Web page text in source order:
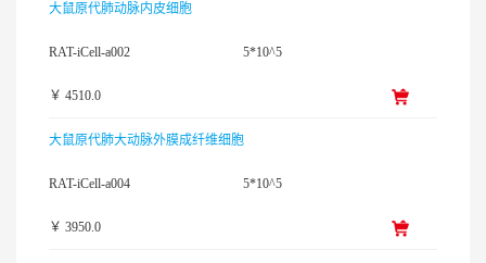
大鼠原代肺动脉内皮细胞
RAT-iCell-a002 5*10^5
￥ 4510.0
大鼠原代肺大动脉外膜成纤维细胞
RAT-iCell-a004 5*10^5
￥ 3950.0